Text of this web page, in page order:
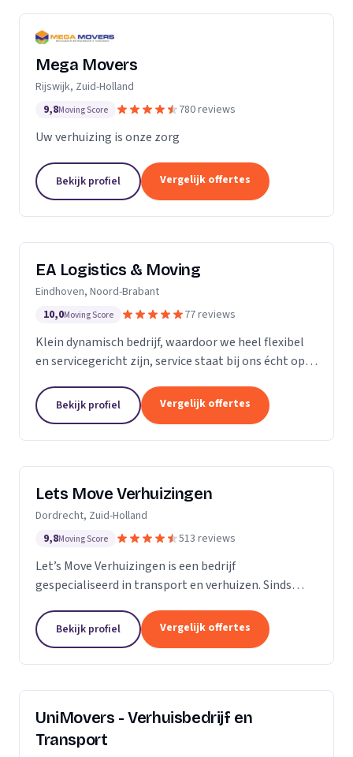
Mega Movers
Rijswijk, Zuid-Holland
9,8Moving Score 780 reviews
Uw verhuizing is onze zorg
Bekijk profiel Vergelijk offertes
EA Logistics & Moving
Eindhoven, Noord-Brabant
10,0Moving Score 77 reviews
Klein dynamisch bedrijf, waardoor we heel flexibel
en servicegericht zijn, service staat bij ons écht op
Bekijk profiel Vergelijk offertes
Lets Move Verhuizingen
Dordrecht, Zuid-Holland
9,8Moving Score 513 reviews
Let’s Move Verhuizingen is een bedrijf
gespecialiseerd in transport en verhuizen. Sinds
van de KvK. Door de toename van opdrachtgevers
hebben wij...
Bekijk profiel Vergelijk offertes
UniMovers - Verhuisbedrijf en
Transport